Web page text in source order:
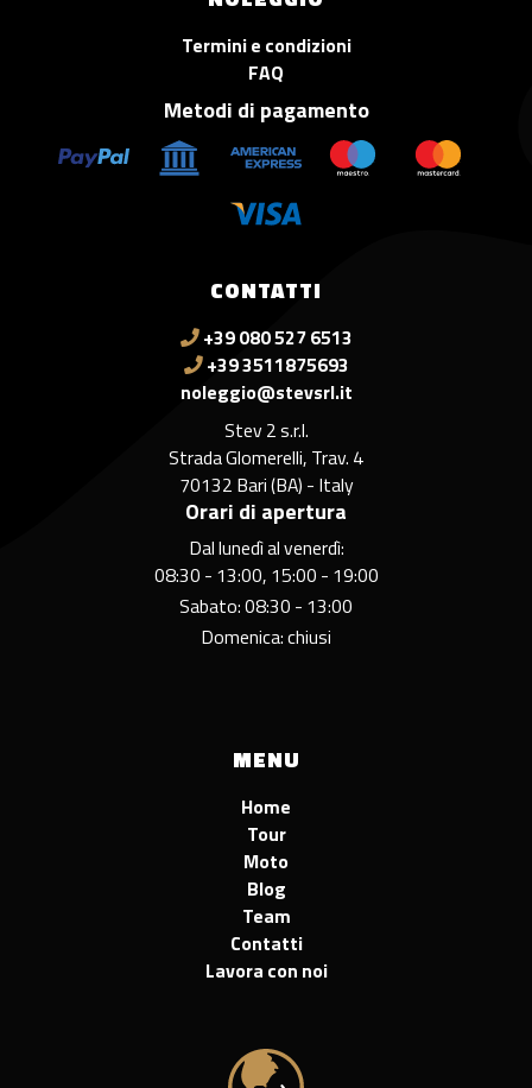
CONTATTI
+39 080 527 6513
+39 3511875693
noleggio@stevsrl.it
Stev 2 s.r.l.
Strada Glomerelli, Trav. 4
70132 Bari (BA) - Italy
Orari di apertura
Dal lunedì al venerdì:
08:30 - 13:00, 15:00 - 19:00
Sabato: 08:30 - 13:00
Domenica: chiusi
Termini e condizioni
FAQ
Metodi di pagamento
MENU
Home
Tour
Moto
Blog
Team
Contatti
Lavora con noi